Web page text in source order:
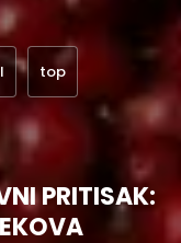
top
PRITISAK: